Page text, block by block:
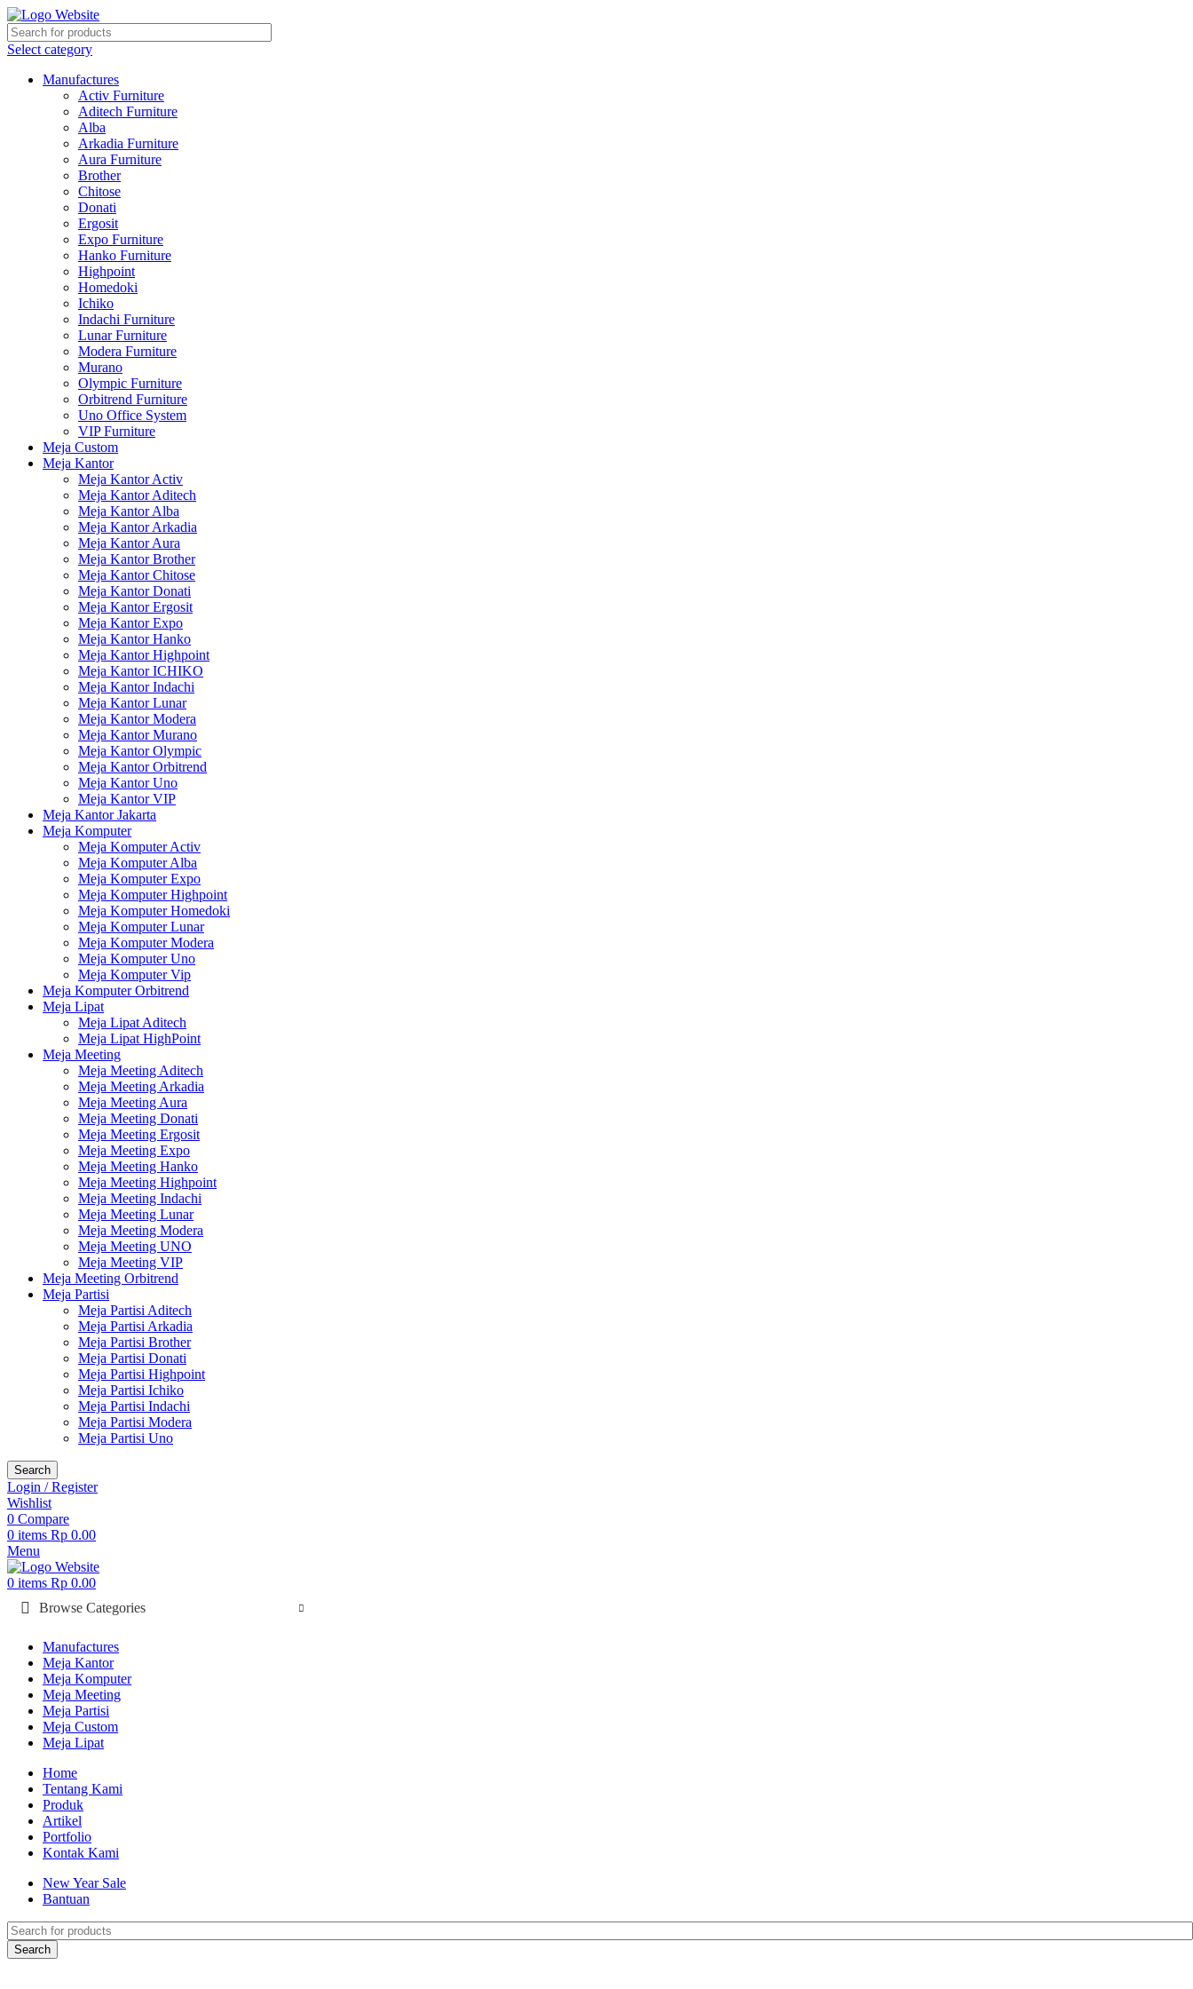
Select category
Manufactures
Activ Furniture
Aditech Furniture
Alba
Arkadia Furniture
Aura Furniture
Brother
Chitose
Donati
Ergosit
Expo Furniture
Hanko Furniture
Highpoint
Homedoki
Ichiko
Indachi Furniture
Lunar Furniture
Modera Furniture
Murano
Olympic Furniture
Orbitrend Furniture
Uno Office System
VIP Furniture
Meja Custom
Meja Kantor
Meja Kantor Activ
Meja Kantor Aditech
Meja Kantor Alba
Meja Kantor Arkadia
Meja Kantor Aura
Meja Kantor Brother
Meja Kantor Chitose
Meja Kantor Donati
Meja Kantor Ergosit
Meja Kantor Expo
Meja Kantor Hanko
Meja Kantor Highpoint
Meja Kantor ICHIKO
Meja Kantor Indachi
Meja Kantor Lunar
Meja Kantor Modera
Meja Kantor Murano
Meja Kantor Olympic
Meja Kantor Orbitrend
Meja Kantor Uno
Meja Kantor VIP
Meja Kantor Jakarta
Meja Komputer
Meja Komputer Activ
Meja Komputer Alba
Meja Komputer Expo
Meja Komputer Highpoint
Meja Komputer Homedoki
Meja Komputer Lunar
Meja Komputer Modera
Meja Komputer Uno
Meja Komputer Vip
Meja Komputer Orbitrend
Meja Lipat
Meja Lipat Aditech
Meja Lipat HighPoint
Meja Meeting
Meja Meeting Aditech
Meja Meeting Arkadia
Meja Meeting Aura
Meja Meeting Donati
Meja Meeting Ergosit
Meja Meeting Expo
Meja Meeting Hanko
Meja Meeting Highpoint
Meja Meeting Indachi
Meja Meeting Lunar
Meja Meeting Modera
Meja Meeting UNO
Meja Meeting VIP
Meja Meeting Orbitrend
Meja Partisi
Meja Partisi Aditech
Meja Partisi Arkadia
Meja Partisi Brother
Meja Partisi Donati
Meja Partisi Highpoint
Meja Partisi Ichiko
Meja Partisi Indachi
Meja Partisi Modera
Meja Partisi Uno
Search
Login / Register
Wishlist
0 Compare
0 items Rp 0.00
Menu
0 items Rp 0.00
Browse Categories
Manufactures
Meja Kantor
Meja Komputer
Meja Meeting
Meja Partisi
Meja Custom
Meja Lipat
Home
Tentang Kami
Produk
Artikel
Portfolio
Kontak Kami
New Year Sale
Bantuan
Search
-35%